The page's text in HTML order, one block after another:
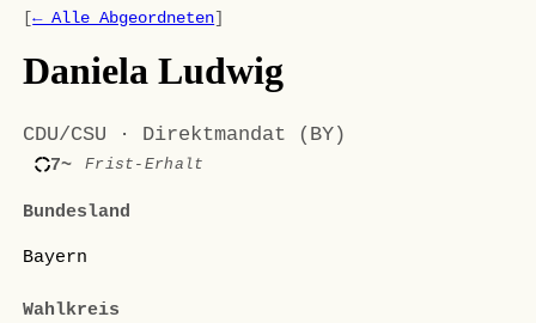
[← Alle Abgeordneten]
Daniela Ludwig
CDU/CSU · Direktmandat (BY)
7~ Frist-Erhalt
Bundesland
Bayern
Wahlkreis